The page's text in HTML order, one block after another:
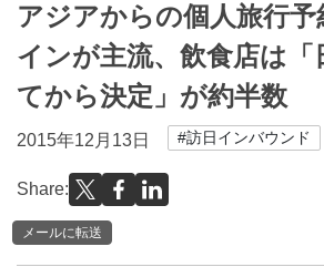
アジアからの個人旅行予
インが主流、飲食店は「
てから決定」が約半数
2015年12月13日 #訪日インバウンド
Share:
メールに転送